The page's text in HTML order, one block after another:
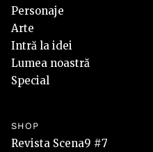
Personaje
Arte
Intră la idei
Lumea noastră
Special
SHOP
Revista Scena9 #7